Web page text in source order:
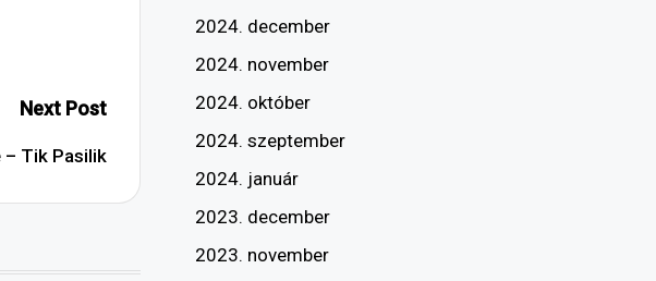
Next Post
– Tik Pasilik
2024. december
2024. november
2024. október
2024. szeptember
2024. január
2023. december
2023. november